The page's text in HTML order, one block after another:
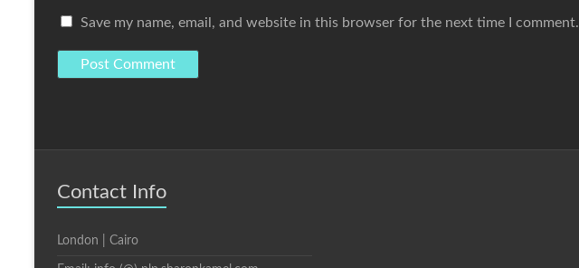
Save my name, email, and website in this browser for the next time I comment.
Contact Info
London | Cairo